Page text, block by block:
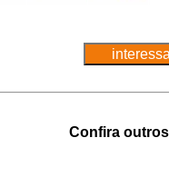
Confira